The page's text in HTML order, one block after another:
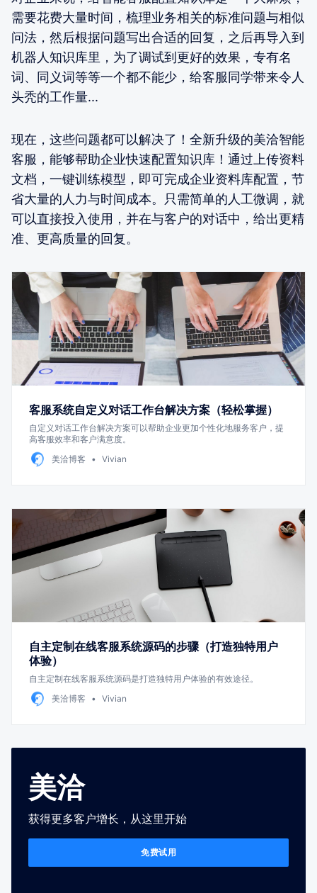
需要花费大量时间，梳理业务相关的标准问题与相似
问法，然后根据问题写出合适的回复，之后再导入到
机器人知识库里，为了调试到更好的效果，专有名
词、同义词等等一个都不能少，给客服同学带来令人
头秃的工作量...
现在，这些问题都可以解决了！全新升级的美洽智能
客服，能够帮助企业快速配置知识库！通过上传资料
文档，一键训练模型，即可完成企业资料库配置，节
省大量的人力与时间成本。只需简单的人工微调，就
可以直接投入使用，并在与客户的对话中，给出更精
准、更高质量的回复。
客服系统自定义对话工作台解决方案（轻松掌握）
自定义对话工作台解决方案可以帮助企业更加个性化地服务客户，提
高客服效率和客户满意度。
美洽博客
Vivian
自主定制在线客服系统源码的步骤（打造独特用户
体验）
自主定制在线客服系统源码是打造独特用户体验的有效途径。
美洽博客
Vivian
美洽
获得更多客户增长，从这里开始
免费试用